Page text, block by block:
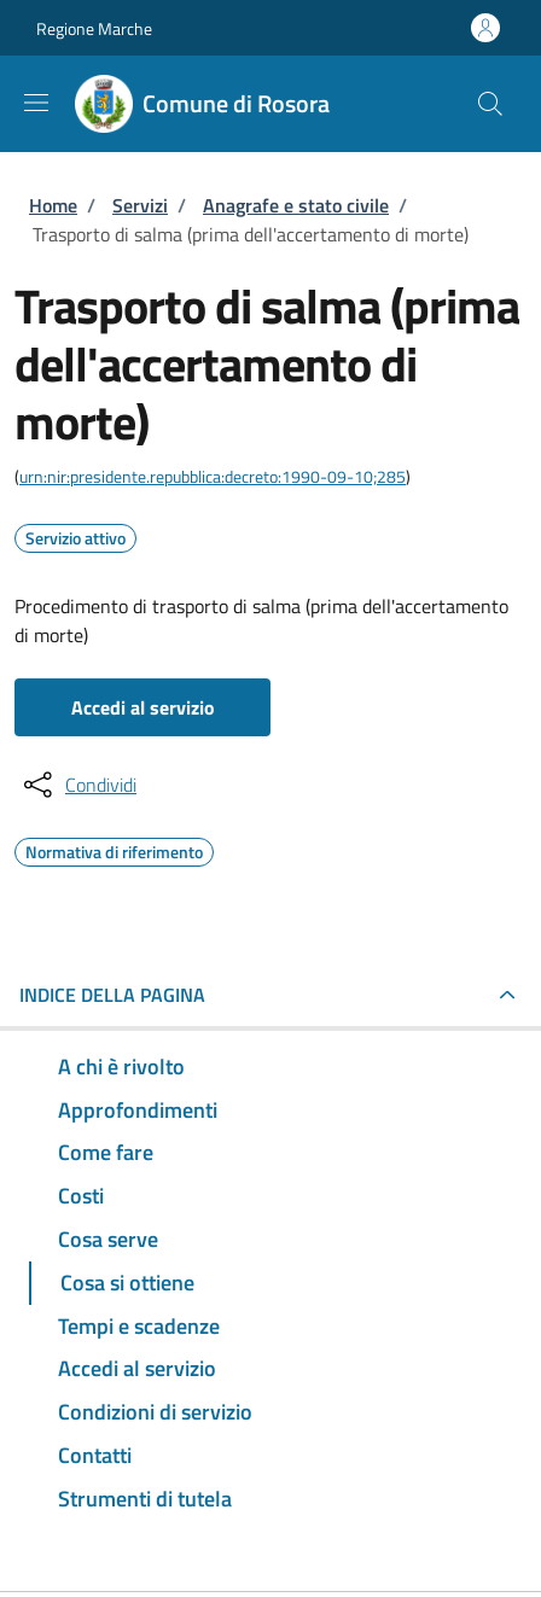
Regione Marche
Comune di Rosora
Briciole di pane
Home / Servizi / Anagrafe e stato civile /
Trasporto di salma (prima dell'accertamento di morte)
Trasporto di salma (prima
dell'accertamento di
morte)
(urn:nir:presidente.repubblica:decreto:1990-09-10;285)
Servizio attivo
Procedimento di trasporto di salma (prima dell'accertamento
di morte)
Accedi al servizio
Condividi
Normativa di riferimento
INDICE DELLA PAGINA
A chi è rivolto
Approfondimenti
Come fare
Costi
Cosa serve
Cosa si ottiene
Tempi e scadenze
Accedi al servizio
Condizioni di servizio
Contatti
Strumenti di tutela